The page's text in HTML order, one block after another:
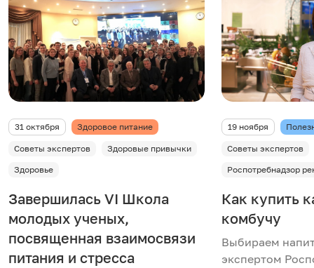
31 октября Здоровое питание
Советы экспертов
Здоровые привычки
Здоровье
Завершилась VI Школа
молодых ученых,
посвященная взаимосвязи
питания и стресса
19 ноября
Советы экспертов
Роспотребнадзор
Как купить
комбучу
Выбираем
экспертом